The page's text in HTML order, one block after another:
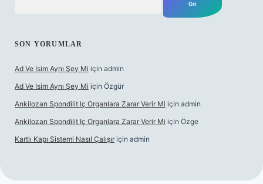
SON YORUMLAR
Ad Ve Isim Aynı Şey Mi için admin
Ad Ve Isim Aynı Şey Mi için Özgür
Ankilozan Spondilit Iç Organlara Zarar Verir Mi için admin
Ankilozan Spondilit Iç Organlara Zarar Verir Mi için Özge
Kartlı Kapı Sistemi Nasıl Çalışır için admin